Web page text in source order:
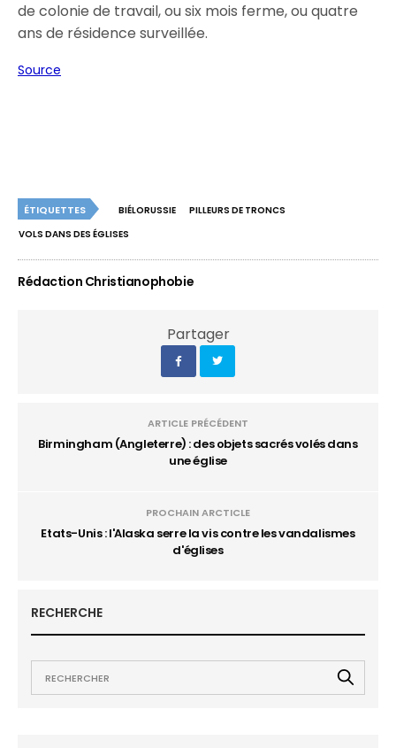
de colonie de travail, ou six mois ferme, ou quatre
ans de résidence surveillée.
Source
ÉTIQUETTES BIÉLORUSSIE
PILLEURS DE TRONCS
VOLS DANS DES ÉGLISES
Rédaction Christianophobie
Partager
ARTICLE PRÉCÉDENT
Birmingham (Angleterre) : des objets sacrés volés dans
une église
PROCHAIN ARCTICLE
Etats-Unis : l'Alaska serre la vis contre les vandalismes
d'églises
RECHERCHE